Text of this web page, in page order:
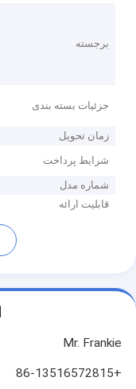
برجسته
جزئیات بسته بندی
زمان تحویل
شرایط پرداخت
شماره مدل
قابلیت ارائه
Mr. Frankie
+86-13516572815